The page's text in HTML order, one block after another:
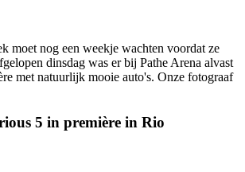
moet nog een weekje wachten voordat ze
dinsdag was er bij Pathe Arena alvast
met natuurlijk mooie auto's. Onze fotograaf
5 in première in Rio